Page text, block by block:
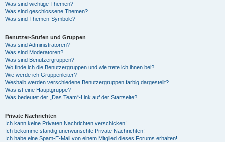
Was sind wichtige Themen?
Was sind geschlossene Themen?
Was sind Themen-Symbole?
Benutzer-Stufen und Gruppen
Was sind Administratoren?
Was sind Moderatoren?
Was sind Benutzergruppen?
Wo finde ich die Benutzergruppen und wie trete ich ihnen bei?
Wie werde ich Gruppenleiter?
Weshalb werden verschiedene Benutzergruppen farbig dargestellt?
Was ist eine Hauptgruppe?
Was bedeutet der „Das Team“-Link auf der Startseite?
Private Nachrichten
Ich kann keine Privaten Nachrichten verschicken!
Ich bekomme ständig unerwünschte Private Nachrichten!
Ich habe eine Spam-E-Mail von einem Mitglied dieses Forums erhalten!